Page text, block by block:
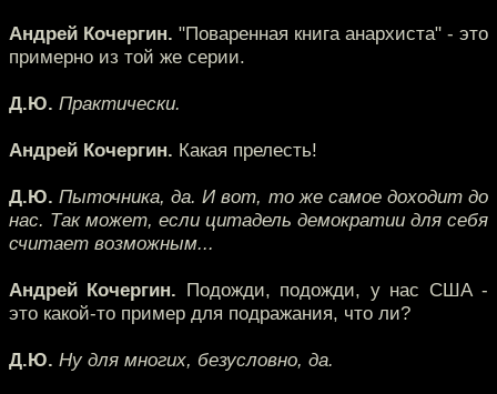
Андрей Кочергин. "Поваренная книга анархиста" - это
примерно из той же серии.
Д.Ю. Практически.
Андрей Кочергин. Какая прелесть!
Д.Ю. Пыточника, да. И вот, то же самое доходит до
нас. Так может, если цитадель демократии для себя
считает возможным...
Андрей Кочергин. Подожди, подожди, у нас США -
это какой-то пример для подражания, что ли?
Д.Ю. Ну для многих, безусловно, да.